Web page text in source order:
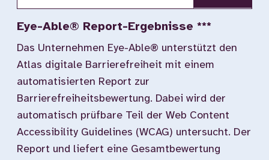
Eye-Able® Report-Ergebnisse ***
Das Unternehmen Eye-Able® unterstützt den
Atlas digitale Barrierefreiheit mit einem
automatisierten Report zur
Barrierefreiheitsbewertung. Dabei wird der
automatisch prüfbare Teil der Web Content
Accessibility Guidelines (WCAG) untersucht. Der
Report und liefert eine Gesamtbewertung